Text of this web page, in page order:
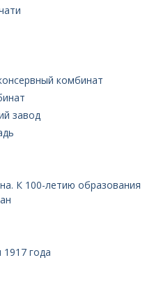
комбинат
завод
К 100-летию образования
года